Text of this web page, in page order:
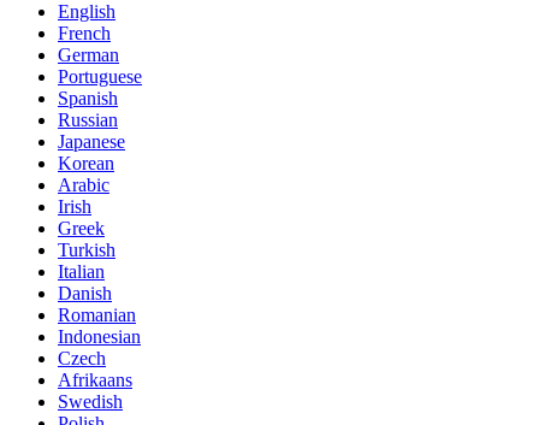
English
French
German
Portuguese
Spanish
Russian
Japanese
Korean
Arabic
Irish
Greek
Turkish
Italian
Danish
Romanian
Indonesian
Czech
Afrikaans
Swedish